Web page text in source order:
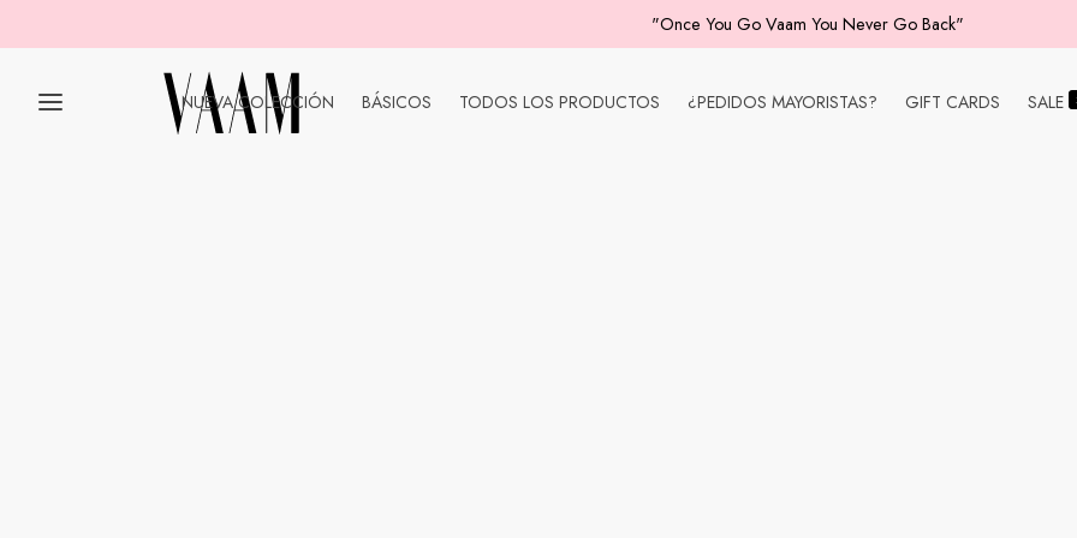
"Once You Go Vaam You Never Go Back"
NUEVA COLECCIÓN BÁSICOS TODOS LOS PRODUCTOS ¿PEDIDOS MAYORISTAS? GIFT CARDS SALE